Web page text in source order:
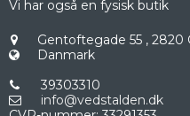
Vi har også en fysisk butik
Gentoftegade 55 , 2820
Danmark
39303310
info@vedstalden.dk